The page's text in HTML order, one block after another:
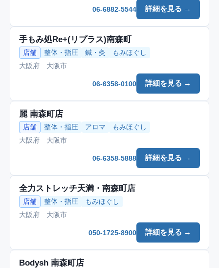
詳細を見る →
06-6882-5544
手もみ処Re+(リプラス)南森町
店舗 整体・指圧 鍼・灸
もみほぐし
大阪府 大阪市
詳細を見る →
06-6358-0100
麗 南森町店
店舗 整体・指圧 アロマ
もみほぐし
大阪府 大阪市
詳細を見る →
06-6358-5888
全力ストレッチ天満・南森町店
店舗 整体・指圧
もみほぐし
大阪府 大阪市
詳細を見る →
050-1725-8900
Bodysh 南森町店